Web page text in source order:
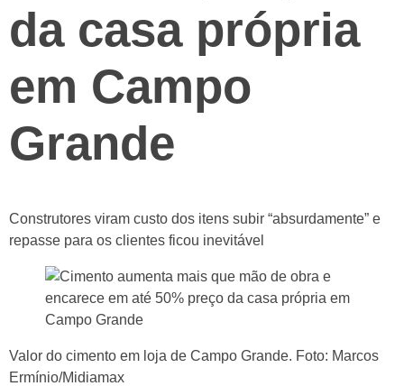
da casa própria
em Campo
Grande
Construtores viram custo dos itens subir “absurdamente” e
repasse para os clientes ficou inevitável
Valor do cimento em loja de Campo Grande. Foto: Marcos
Ermínio/Midiamax